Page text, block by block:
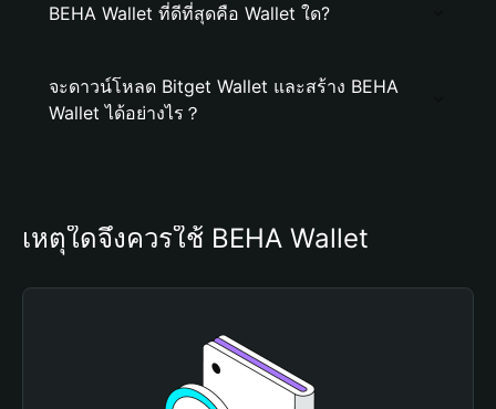
BEHA Wallet ที่ดีที่สุดคือ Wallet ใด?
จะดาวน์โหลด Bitget Wallet และสร้าง BEHA
Wallet ได้อย่างไร？
เหตุใดจึงควรใช้ BEHA Wallet